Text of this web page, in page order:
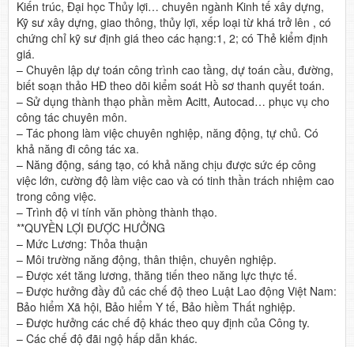
Kiến trúc, Đại học Thủy lợi… chuyên ngành Kinh tế xây dựng,
Kỹ sư xây dựng, giao thông, thủy lợi, xếp loại từ khá trở lên , có
chứng chỉ kỹ sư định giá theo các hạng:1, 2; có Thẻ kiểm định
giá.
– Chuyên lập dự toán công trình cao tầng, dự toán cầu, đường,
biết soạn thảo HĐ theo dõi kiểm soát Hồ sơ thanh quyết toán.
– Sử dụng thành thạo phần mềm Acitt, Autocad… phục vụ cho
công tác chuyên môn.
– Tác phong làm việc chuyên nghiệp, năng động, tự chủ. Có
khả năng đi công tác xa.
– Năng động, sáng tạo, có khả năng chịu được sức ép công
việc lớn, cường độ làm việc cao và có tinh thần trách nhiệm cao
trong công việc.
– Trình độ vi tính văn phòng thành thạo.
**QUYỀN LỢI ĐƯỢC HƯỞNG
– Mức Lương: Thỏa thuận
– Môi trường năng động, thân thiện, chuyên nghiệp.
– Được xét tăng lương, thăng tiến theo năng lực thực tế.
– Được hưởng đầy đủ các chế độ theo Luật Lao động Việt Nam:
Bảo hiểm Xã hội, Bảo hiểm Y tế, Bảo hiềm Thất nghiệp.
– Được hưởng các chế độ khác theo quy định của Công ty.
– Các chế độ đãi ngộ hấp dẫn khác.